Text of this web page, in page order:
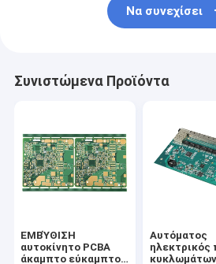
Να συνεχίσει
Συνιστώμενα Προϊόντα
ΕΜΒΎΘΙΣΗ
αυτοκίνητο PCBA
άκαμπτο εύκαμπτο
Αυτόματος
ηλεκτρικός